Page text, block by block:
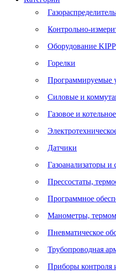
Контрольно-
Оборудование
Горелки
Программируемые
Силовые и
Газовое и
Датчики
Газоанализаторы и
Прессостаты,
Программное
Манометры,
Пневматическое
Трубопроводная
Приборы контроля